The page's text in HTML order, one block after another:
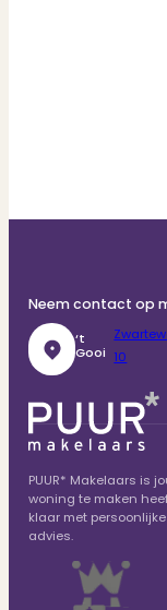
Neem contact op
‘t
Gooi 10
PUUR* Makelaars is
woning te maken
klaar met
advies.